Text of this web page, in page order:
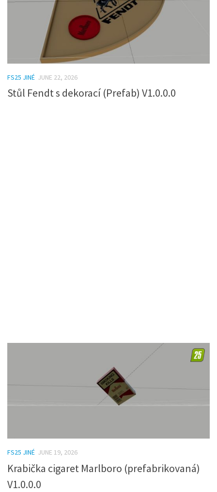
FS25 JINÉ JUNE 22, 2026
Stůl Fendt s dekorací (Prefab) V1.0.0.0
FS25 JINÉ JUNE 19, 2026
Krabička cigaret Marlboro (prefabrikovaná)
V1.0.0.0